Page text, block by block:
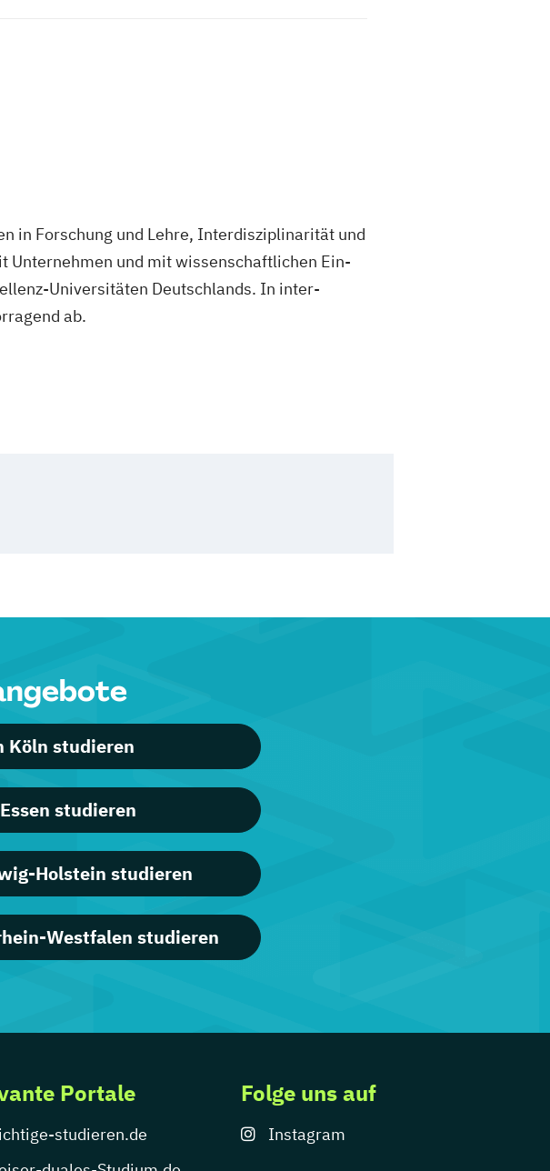
in Forschung und Leh­re, In­ter­dis­zi­pli­na­ri­tät und
Un­ter­neh­men und mit wissen­schaft­lichen Ein­
Uni­ver­si­täten Deutsch­lands. In in­ter­
ab.
Köln studieren
studieren
Holstein studieren
Westfalen studieren
Portale
studieren.de
Folge uns auf
Instagram